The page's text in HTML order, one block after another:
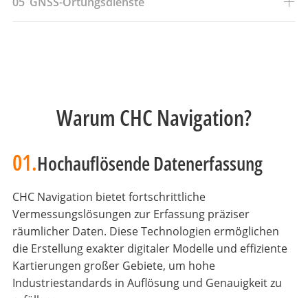
Warum CHC Navigation?
01.Hochauflösende Datenerfassung
CHC Navigation bietet fortschrittliche
Vermessungslösungen zur Erfassung präziser
räumlicher Daten. Diese Technologien ermöglichen
die Erstellung exakter digitaler Modelle und effiziente
Kartierungen großer Gebiete, um hohe
Industriestandards in Auflösung und Genauigkeit zu